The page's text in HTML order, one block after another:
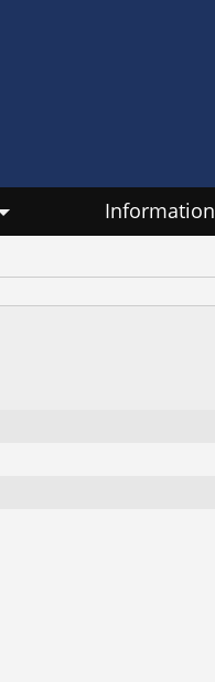
Information